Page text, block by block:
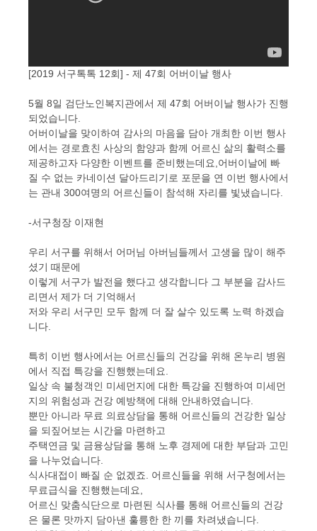
[2019 서구톡톡 12회] - 제 47회 어버이날 행사
5월 8일 검단노인복지관에서 제 47회 어버이날 행사가 진행
되었습니다.
어버이날을 맞이하여 감사의 마음을 담아 개최한 이번 행사
에서는 경로효친 사상의 함양과 함께 어르신 삶의 활력소를
제공하고자 다양한 이벤트를 준비했는데요,어버이날에 빠
질 수 없는 카네이션 달아드리기로 포문을 연 이번 행사에서
는 관내 300여명의 어르신들이 참석해 자리를 빛냈습니다.
-서구청장 이재현
우리 서구를 위해서 어머님 아버님들께서 고생을 많이 해주
셨기 때문에
이렇게 서구가 발전을 했다고 생각합니다 그 부분을 감사드
리면서 제가 더 기억해서
저와 우리 서구민 모두 함께 더 잘 살수 있도록 노력 하겠습
니다.
특히 이번 행사에서는 어르신들의 건강을 위해 온누리 병원
에서 직접 특강을 진행했는데요.
일상 속 불청객인 미세먼지에 대한 특강을 진행하여 미세먼
지의 위험성과 건강 예방책에 대해 안내하였습니다.
뿐만 아니라 무료 의료상담을 통해 어르신들의 건강한 일상
을 되짚어보는 시간을 마련하고
주택연금 및 금융상담을 통해 노후 경제에 대한 부담과 고민
을 나누었습니다.
식사대접이 빠질 순 없겠죠. 어르신들을 위해 서구청에서는
무료급식을 진행했는데요,
어르신 맞춤식단으로 마련된 식사를 통해 어르신들의 건강
은 물론 맛까지 담아낸 훌륭한 한 끼를 차려냈습니다.